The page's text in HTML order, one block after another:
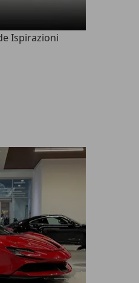
Ispirazioni